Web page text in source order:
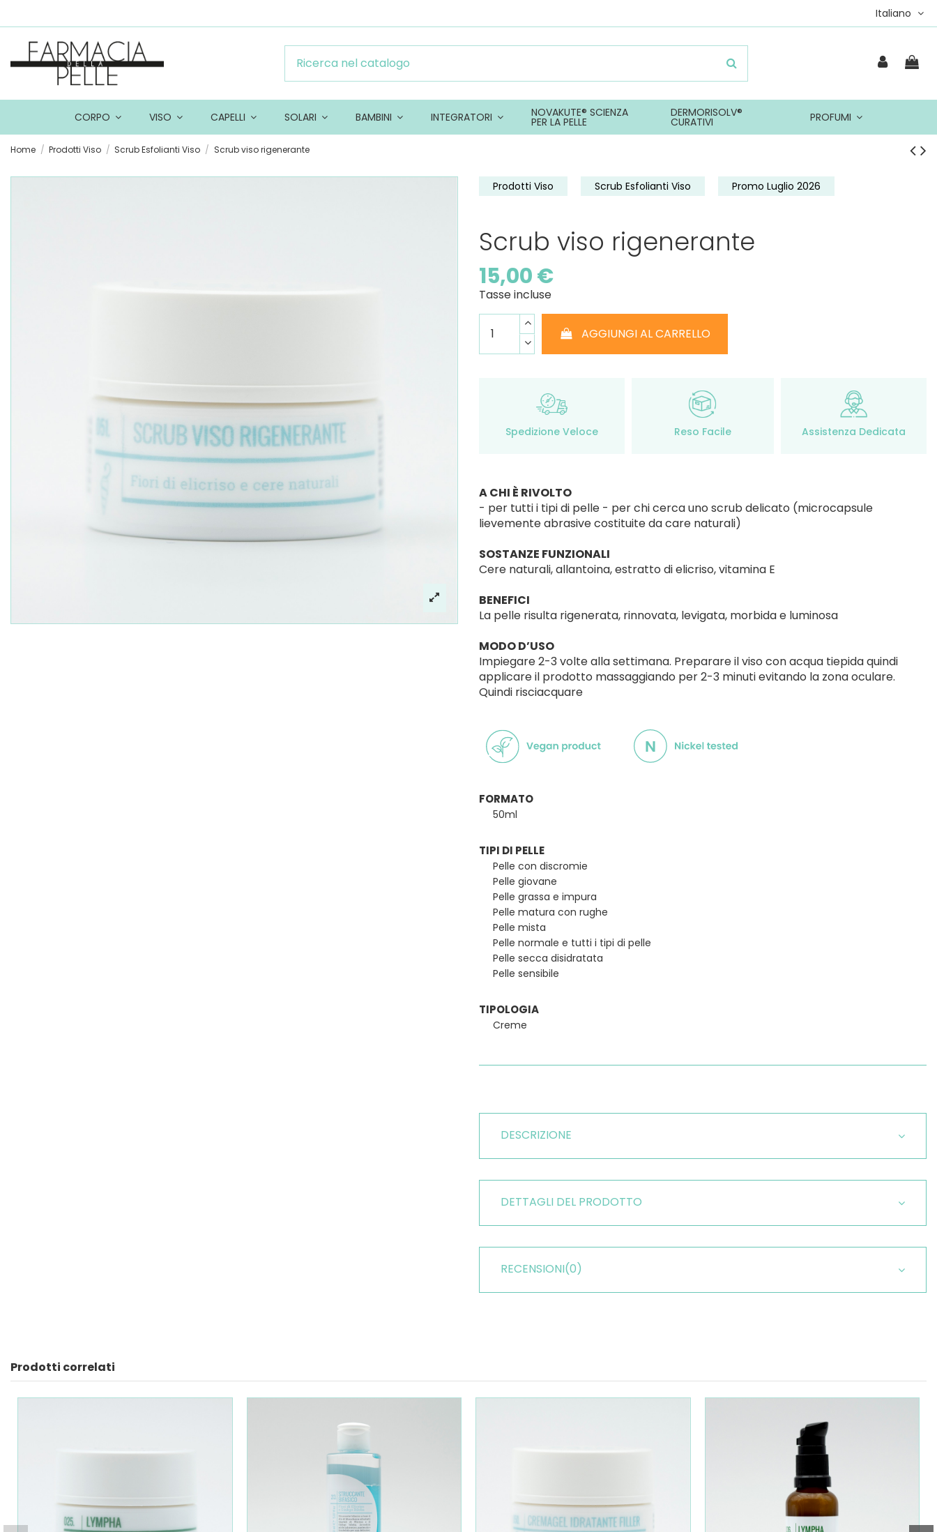
Italiano
CORPO VISO CAPELLI SOLARI BAMBINI INTEGRATORI NOVAKUTE® SCIENZA
PER LA PELLE
DERMORISOLV®
CURATIVI PROFUMI
Home Prodotti Viso Scrub Esfolianti Viso Scrub viso rigenerante
Prodotti Viso Scrub Esfolianti Viso Promo Luglio 2026
Scrub viso rigenerante
15,00 €
Tasse incluse
AGGIUNGI AL CARRELLO
Spedizione Veloce Reso Facile Assistenza Dedicata
A CHI È RIVOLTO
- per tutti i tipi di pelle - per chi cerca uno scrub delicato (microcapsule
lievemente abrasive costituite da care naturali)
SOSTANZE FUNZIONALI
Cere naturali, allantoina, estratto di elicriso, vitamina E
BENEFICI
La pelle risulta rigenerata, rinnovata, levigata, morbida e luminosa
MODO D’USO
Impiegare 2-3 volte alla settimana. Preparare il viso con acqua tiepida quindi
applicare il prodotto massaggiando per 2-3 minuti evitando la zona oculare.
Quindi risciacquare
FORMATO
50ml
TIPI DI PELLE
Pelle con discromie
Pelle giovane
Pelle grassa e impura
Pelle matura con rughe
Pelle mista
Pelle normale e tutti i tipi di pelle
Pelle secca disidratata
Pelle sensibile
TIPOLOGIA
Creme
DESCRIZIONE
DETTAGLI DEL PRODOTTO
RECENSIONI(0)
Prodotti correlati